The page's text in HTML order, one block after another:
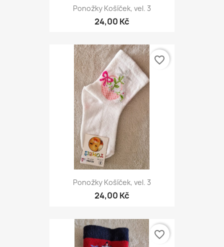
Ponožky Košíček, vel. 3
24,00 Kč
Ponožky Košíček, vel. 3
24,00 Kč
favorite_border
favorite_border